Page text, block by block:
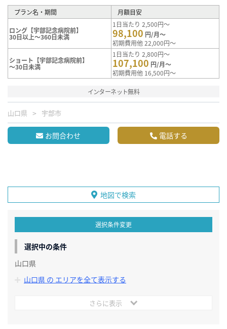
プラン名・期間 月額目安
ロング【宇部記念病院前】
30日以上～360日未満
1日当たり 2,500円～
98,100 円/月～
初期費用他 22,000円～
ショート【宇部記念病院前】
～30日未満
1日当たり 2,800円～
107,100 円/月～
初期費用他 16,500円～
インターネット無料
山口県 宇部市
お問合わせ 電話する
地図で検索
選択条件変更
選択中の条件
山口県
山口県 の エリアを全て表示する
さらに表示